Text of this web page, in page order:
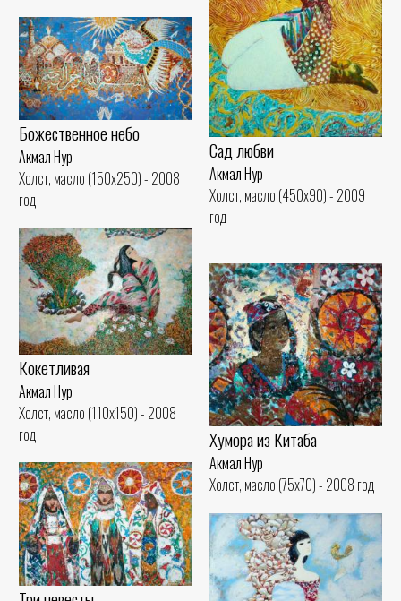
Сад любви
Акмал Нур
Холст, масло (450x90) - 2009
год
Божественное небо
Акмал Нур
Холст, масло (150x250) - 2008
год
Кокетливая
Акмал Нур
Холст, масло (110x150) - 2008
год
Хумора из Китаба
Акмал Нур
Холст, масло (75x70) - 2008 год